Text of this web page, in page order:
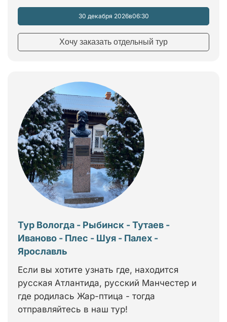
30 декабря 2026в06:30
Хочу заказать отдельный тур
Тур Вологда - Рыбинск - Тутаев -
Иваново - Плес - Шуя - Палех -
Ярославль
Если вы хотите узнать где, находится
русская Атлантида, русский Манчестер и
где родилась Жар-птица - тогда
отправляйтесь в наш тур!